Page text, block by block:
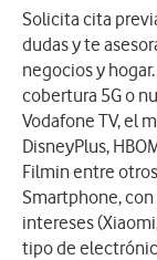
Solicita cita
dudas y te
negocios y
cobertura 5G o
Vodafone TV, el
DisneyPlus,
Filmin entre
Smartphone,
intereses
tipo de